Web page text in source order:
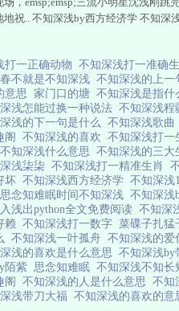
地祝.. 不知深浅by西方经济学 不知深
打一正确动物 不知深浅打一准确
不就是不知深浅 不知深浅的上一
意思 家门口的塘 不知深浅是指什
浅怎能过换一种说法 不知深浅程
浅的下一句是什么 不知深浅歌曲
阁 不知深浅的喜欢 不知深浅打一
不知深浅什么意思 不知深浅的三大
浅柒柒 不知深浅打一精准生肖
坏 不知深浅西方经济学 不知深浅
思念知难眠时间不知深浅 不知深浅
浅出python全文免费阅读 不知深
赖 不知深浅打一数字 菜碟子扎猛
不知深浅一叶孤舟 不知深浅的爱
浅的喜欢是什么意思 不知深浅by
陌紫 思念知难眠 不知深浅不知长
阁 不知深浅的人是什么意思 不知
浅带刀大福 不知深浅的喜欢的意